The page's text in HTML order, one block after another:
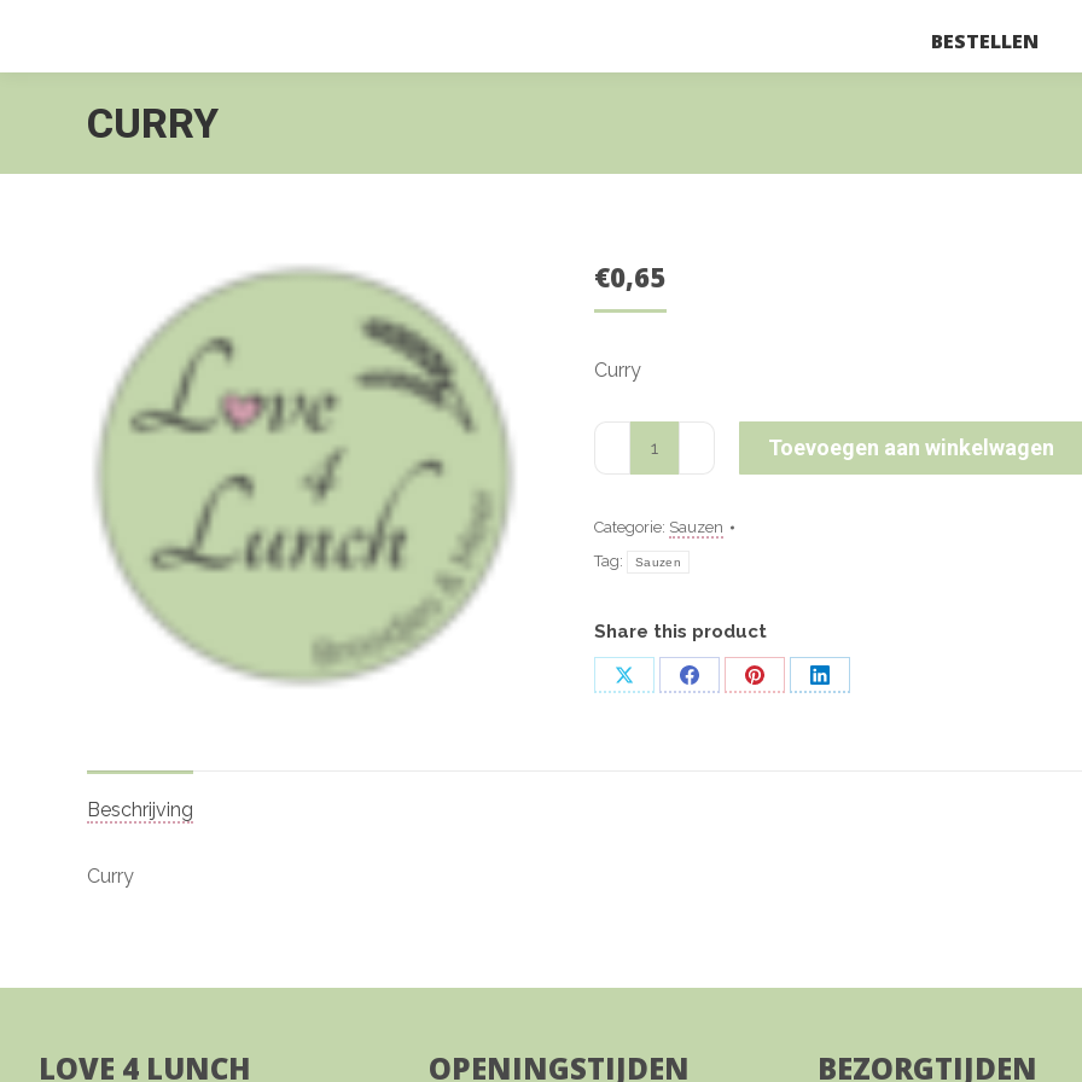
BESTELLEN
CURRY
€0,65
Curry
Toevoegen aan winkelwagen
Categorie: Sauzen
Tag:
Sauzen
Share this product
Deel
Deel
Deel
Deel
Beschrijving
Curry
LOVE 4 LUNCH OPENINGSTIJDEN BEZORGTIJDEN